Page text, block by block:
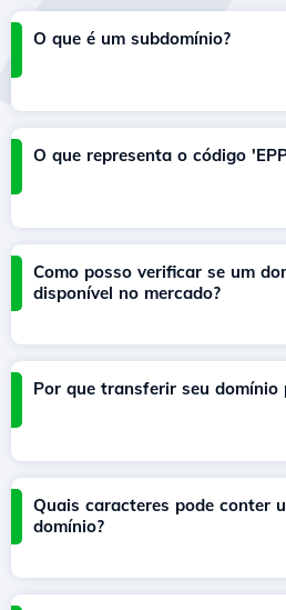
O que é um subdomínio?
O que representa o código
Como posso verificar se um
disponível no mercado?
Por que transferir seu domínio
Quais caracteres pode conter
domínio?